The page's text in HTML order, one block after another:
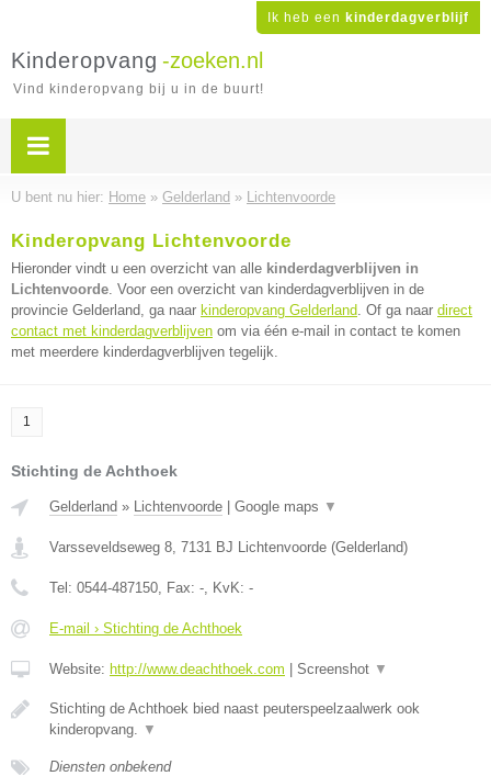
Ik heb een kinderdagverblijf
Kinderopvang -zoeken.nl
Vind kinderopvang bij u in de buurt!
U bent nu hier: Home » Gelderland » Lichtenvoorde
Kinderopvang Lichtenvoorde
Hieronder vindt u een overzicht van alle kinderdagverblijven in
Lichtenvoorde. Voor een overzicht van kinderdagverblijven in de
provincie Gelderland, ga naar kinderopvang Gelderland. Of ga naar direct
contact met kinderdagverblijven om via één e-mail in contact te komen
met meerdere kinderdagverblijven tegelijk.
1
Stichting de Achthoek
Gelderland » Lichtenvoorde Google maps ▼
Varsseveldseweg 8, 7131 BJ Lichtenvoorde (Gelderland)
Tel: 0544-487150, Fax: -, KvK: -
E-mail › Stichting de Achthoek
Website: http://www.deachthoek.com Screenshot ▼
Stichting de Achthoek bied naast peuterspeelzaalwerk ook
kinderopvang. ▼
Diensten onbekend